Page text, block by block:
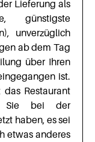
Lieferung als
günstigste
unverzüglich
ab dem Tag
über Ihren
ist.
Restaurant
Sie bei der
haben, es sei
etwas anderes